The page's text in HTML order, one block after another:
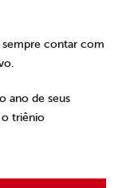
contar com
ano de seus
o triênio